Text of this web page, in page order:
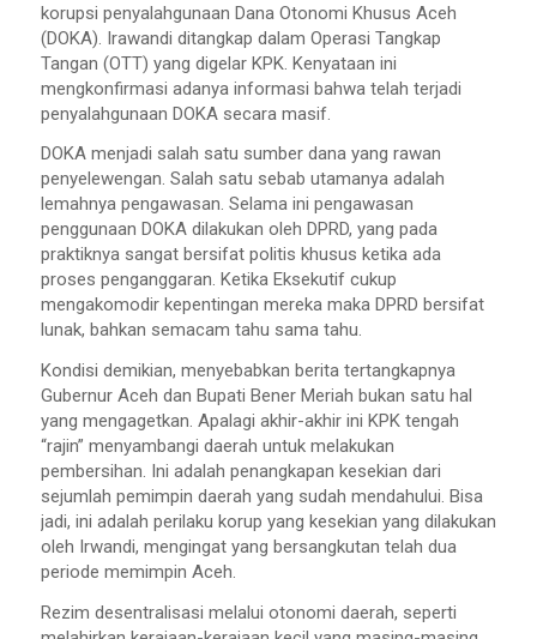
korupsi penyalahgunaan Dana Otonomi Khusus Aceh
(DOKA). Irawandi ditangkap dalam Operasi Tangkap
Tangan (OTT) yang digelar KPK. Kenyataan ini
mengkonfirmasi adanya informasi bahwa telah terjadi
penyalahgunaan DOKA secara masif.
DOKA menjadi salah satu sumber dana yang rawan
penyelewengan. Salah satu sebab utamanya adalah
lemahnya pengawasan. Selama ini pengawasan
penggunaan DOKA dilakukan oleh DPRD, yang pada
praktiknya sangat bersifat politis khusus ketika ada
proses penganggaran. Ketika Eksekutif cukup
mengakomodir kepentingan mereka maka DPRD bersifat
lunak, bahkan semacam tahu sama tahu.
Kondisi demikian, menyebabkan berita tertangkapnya
Gubernur Aceh dan Bupati Bener Meriah bukan satu hal
yang mengagetkan. Apalagi akhir-akhir ini KPK tengah
“rajin” menyambangi daerah untuk melakukan
pembersihan. Ini adalah penangkapan kesekian dari
sejumlah pemimpin daerah yang sudah mendahului. Bisa
jadi, ini adalah perilaku korup yang kesekian yang dilakukan
oleh Irwandi, mengingat yang bersangkutan telah dua
periode memimpin Aceh.
Rezim desentralisasi melalui otonomi daerah, seperti